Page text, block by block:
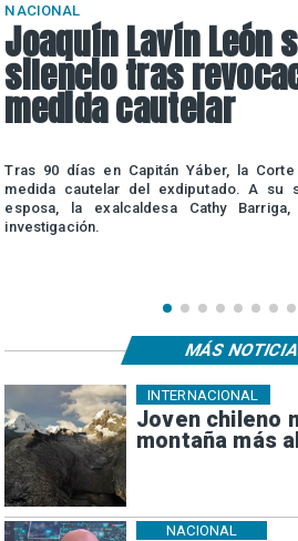
NACIONAL
Joaquín Lavín León
silencio tras
medida cautelar
Tras 90 días en Capitán Yáber, la
medida cautelar del exdiputado. A su
esposa, la exalcaldesa Cathy
investigación.
Joven chileno
montaña más
INTERNACIONAL
NACIONAL
MÁS